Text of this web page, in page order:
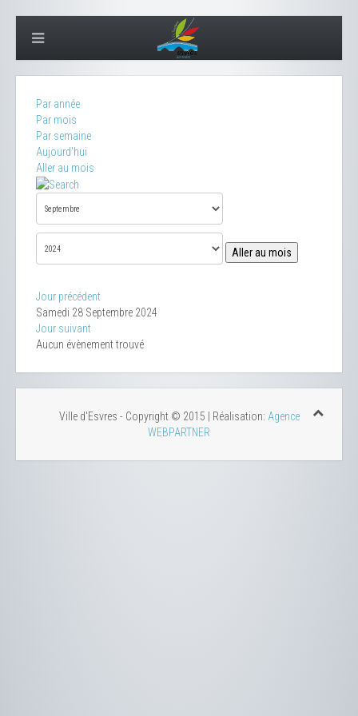
Par année
Par mois
Par semaine
Aujourd'hui
Aller au mois
Aller au mois
Jour précédent
Samedi 28 Septembre 2024
Jour suivant
Aucun évènement trouvé
Ville d'Esvres - Copyright © 2015 | Réalisation: Agence
WEBPARTNER